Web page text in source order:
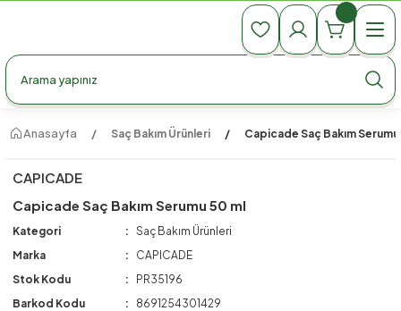
990 TL Üzeri Ücretsiz Kargo
990 TL Üzeri Ücretsiz Kargo
Anasayfa Saç Bakım Ürünleri Capicade Saç Bakım
CAPICADE
Capicade Saç Bakım Serumu 50 ml
Kategori
Saç Bakım Ürünleri
Marka
CAPICADE
Stok Kodu
PR35196
Barkod Kodu
8691254301429